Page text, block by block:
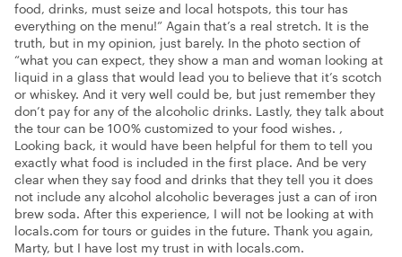
food, drinks, must seize and local hotspots, this tour has
everything on the menu!” Again that’s a real stretch. It is the
truth, but in my opinion, just barely. In the photo section of
“what you can expect, they show a man and woman looking at
liquid in a glass that would lead you to believe that it’s scotch
or whiskey. And it very well could be, but just remember they
don’t pay for any of the alcoholic drinks. Lastly, they talk about
the tour can be 100% customized to your food wishes. ,
Looking back, it would have been helpful for them to tell you
exactly what food is included in the first place. And be very
clear when they say food and drinks that they tell you it does
not include any alcohol alcoholic beverages just a can of iron
brew soda. After this experience, I will not be looking at with
locals.com for tours or guides in the future. Thank you again,
Marty, but I have lost my trust in with locals.com.